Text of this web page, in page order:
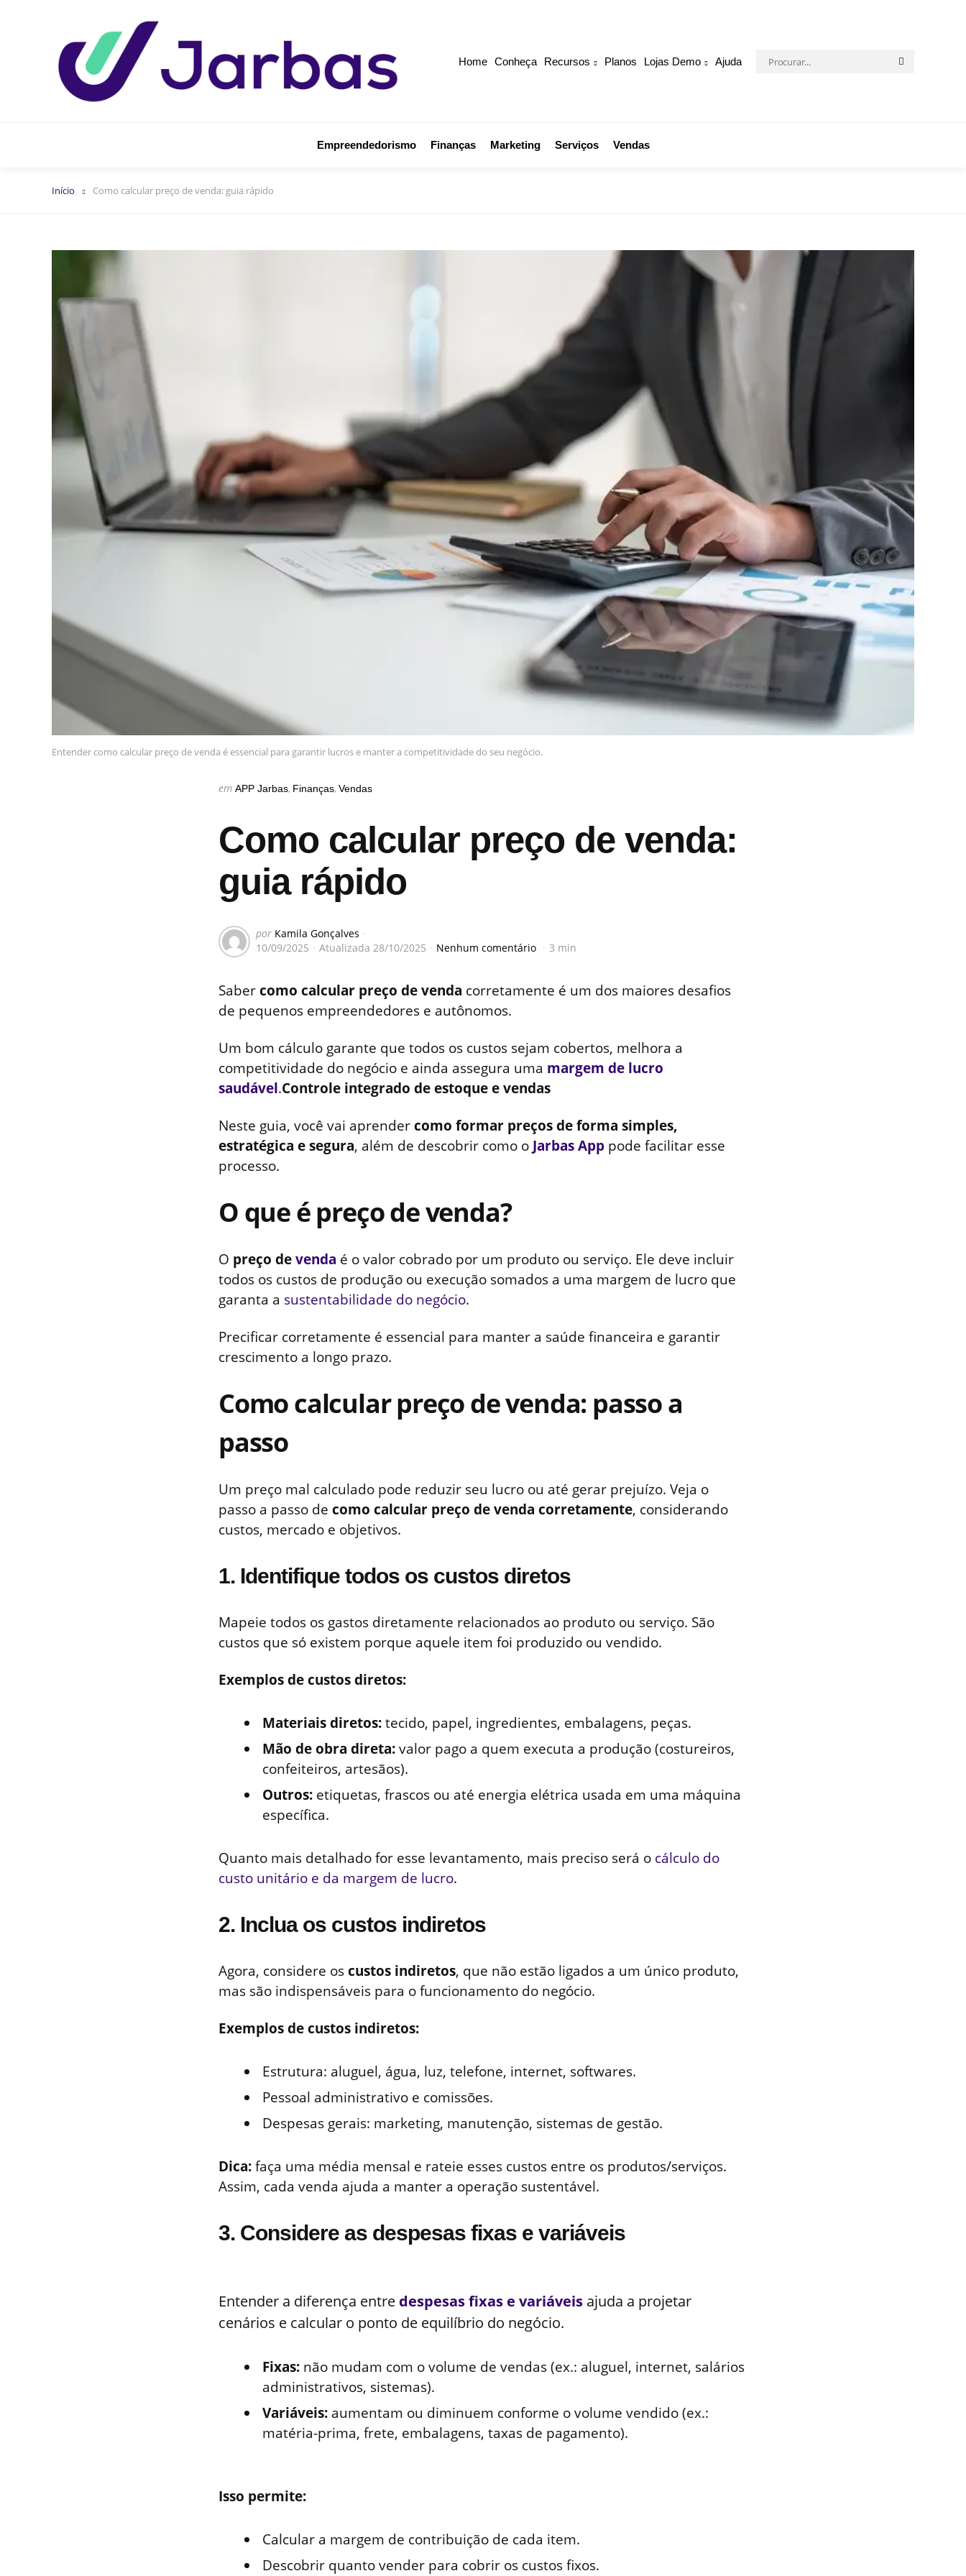
Home Conheça Recursos Planos Lojas Demo Ajuda
Empreendedorismo Finanças Marketing Serviços Vendas
Início Como calcular preço de venda: guia rápido
Entender como calcular preço de venda é essencial para garantir lucros e manter a competitividade do seu negócio.
Categorias
Postado
em APP Jarbas Finanças Vendas
Como calcular preço de venda:
guia rápido
postado
por
por Kamila Gonçalves
10/09/2025
Atualizada 28/10/2025 Nenhum comentário 3 min
Sabercomo calcular preço de venda corretamente é um dos maiores desafios
de pequenos empreendedores e autônomos.
Um bom cálculo garante que todos os custos sejam cobertos, melhora a
competitividade do negócio e ainda assegura uma margem de lucro
saudável.Controle integrado de estoque e vendas
Neste guia, você vai aprendercomo formar preços de forma simples,
estratégica e segura, além de descobrir como o Jarbas App pode facilitar esse
processo.
O que é preço de venda?
O preço devenda é o valor cobrado por um produto ou serviço. Ele deve incluir
todos os custos de produção ou execução somados a uma margem de lucro que
garanta a sustentabilidade do negócio.
Precificar corretamente é essencial para manter a saúde financeira e garantir
crescimento a longo prazo.
Como calcular preço de venda: passo a
passo
Um preço mal calculado pode reduzir seu lucro ou até gerar prejuízo. Veja o
passo a passo de como calcular preço de venda corretamente, considerando
custos, mercado e objetivos.
1. Identifique todos os custos diretos
Mapeie todos os gastos diretamente relacionados ao produto ou serviço. São
custos que só existem porque aquele item foi produzido ou vendido.
Exemplos de custos diretos:
Materiais diretos:tecido, papel, ingredientes, embalagens, peças.
Mão de obra direta:valor pago a quem executa a produção (costureiros,
confeiteiros, artesãos).
Outros: etiquetas, frascos ou até energia elétrica usada em uma máquina
específica.
Quanto mais detalhado for esse levantamento, mais preciso será o cálculo do
custo unitário e da margem de lucro.
2. Inclua os custos indiretos
Agora, considere oscustos indiretos, que não estão ligados a um único produto,
mas são indispensáveis para o funcionamento do negócio.
Exemplos de custos indiretos:
Estrutura: aluguel, água, luz, telefone, internet, softwares.
Pessoal administrativo e comissões.
Despesas gerais: marketing, manutenção, sistemas de gestão.
Dica:faça uma média mensal e rateie esses custos entre os produtos/serviços.
Assim, cada venda ajuda a manter a operação sustentável.
3. Considere as despesas fixas e variáveis
Entender a diferença entre despesas fixas e variáveis ajuda a projetar
cenários e calcular o ponto de equilíbrio do negócio.
Fixas: não mudam com o volume de vendas (ex.: aluguel, internet, salários
administrativos, sistemas).
Variáveis: aumentam ou diminuem conforme o volume vendido (ex.:
matéria-prima, frete, embalagens, taxas de pagamento).
Isso permite:
Calcular a margem de contribuição de cada item.
Descobrir quanto vender para cobrir os custos fixos.